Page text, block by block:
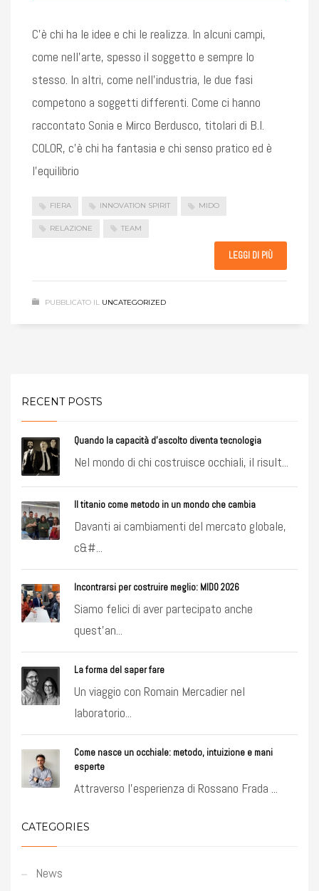
C’è chi ha le idee e chi le realizza. In alcuni campi,
come nell’arte, spesso il soggetto e sempre lo
stesso. In altri, come nell’industria, le due fasi
competono a soggetti differenti. Come ci hanno
raccontato Sonia e Mirco Berdusco, titolari di B.I.
COLOR, c’è chi ha fantasia e chi senso pratico ed è
l’equilibrio
FIERA INNOVATION SPIRIT MIDO
RELAZIONE TEAM
LEGGI DI PIÙ
PUBBLICATO IL UNCATEGORIZED
RECENT POSTS
Quando la capacità d’ascolto diventa tecnologia
Nel mondo di chi costruisce occhiali, il risult...
Il titanio come metodo in un mondo che cambia
Davanti ai cambiamenti del mercato globale,
c&#...
Incontrarsi per costruire meglio: MIDO 2026
Siamo felici di aver partecipato anche
quest’an...
La forma del saper fare
Un viaggio con Romain Mercadier nel
laboratorio...
Come nasce un occhiale: metodo, intuizione e mani
esperte
Attraverso l’esperienza di Rossano Frada ...
CATEGORIES
News